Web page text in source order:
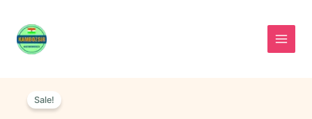
content
Sale!price
रसायन